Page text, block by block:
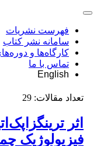
فهرست نشریات
سامانه نشر کتاب
کارگاه‌ها و
تماس با ما
English
تعداد مقالات: 29
اثر